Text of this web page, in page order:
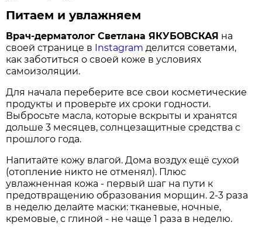
Питаем и увлажняем
Врач-дерматолог Светлана ЯКУБОВСКАЯ на
своей странице в Instagramделится советами,
как заботиться о своей коже в условиях
самоизоляции.
Для начала переберите все свои косметические
продукты и проверьте их сроки годности.
Выбросьте масла, которые вскрыты и хранятся
дольше 3 месяцев, солнцезащитные средства с
прошлого года.
Напитайте кожу влагой. Дома воздух ещё сухой
(отопление никто не отменял). Плюс
увлажненная кожа - первый шаг на пути к
предотвращению образования морщин. 2-3 раза
в неделю делайте маски: тканевые, ночные,
кремовые, с глиной - не чаще 1 раза в неделю.